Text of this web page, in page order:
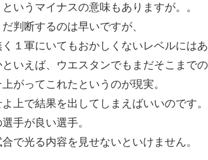
いうマイナスの意味もありますが。。
判断するのは早いですが、
１軍にいてもおかしくないレベルにはあ
いえば、ウエスタンでもまだそこまで
がってこれたというのが現実。
上で結果を出してしまえばいいのです。
手が良い選手。
で光る内容を見せないといけません。